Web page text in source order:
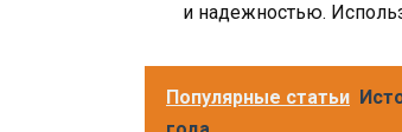
и надежностью.
Популярные статьи